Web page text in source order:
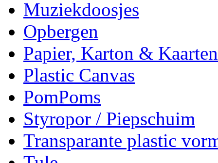
Muziekdoosjes
Opbergen
Papier, Karton & Kaarten
Plastic Canvas
PomPoms
Styropor / Piepschuim
Transparante plastic